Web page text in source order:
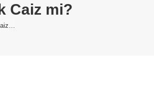
Caiz mi?